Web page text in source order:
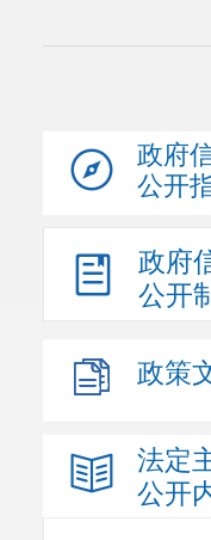
政府
公开
政府
公开
政策
法定
公开